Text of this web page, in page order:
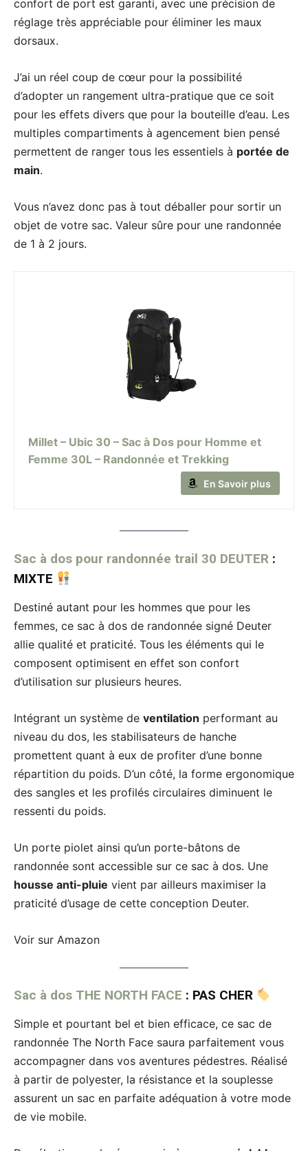
confort de port est garanti, avec une précision de
réglage très appréciable pour éliminer les maux
dorsaux.
J’ai un réel coup de cœur pour la possibilité
d’adopter un rangement ultra-pratique que ce soit
pour les effets divers que pour la bouteille d’eau. Les
multiples compartiments à agencement bien pensé
permettent de ranger tous les essentiels à portée de
main.
Vous n’avez donc pas à tout déballer pour sortir un
objet de votre sac. Valeur sûre pour une randonnée
de 1 à 2 jours.
Millet – Ubic 30 – Sac à Dos pour Homme et
Femme 30L – Randonnée et Trekking
En Savoir plus
Sac à dos pour randonnée trail 30 DEUTER :
MIXTE
Destiné autant pour les hommes que pour les
femmes, ce sac à dos de randonnée signé Deuter
allie qualité et praticité. Tous les éléments qui le
composent optimisent en effet son confort
d’utilisation sur plusieurs heures.
Intégrant un système de ventilation performant au
niveau du dos, les stabilisateurs de hanche
promettent quant à eux de profiter d’une bonne
répartition du poids. D’un côté, la forme ergonomique
des sangles et les profilés circulaires diminuent le
ressenti du poids.
Un porte piolet ainsi qu’un porte-bâtons de
randonnée sont accessible sur ce sac à dos. Une
housse anti-pluie vient par ailleurs maximiser la
praticité d’usage de cette conception Deuter.
Voir sur Amazon
Sac à dos THE NORTH FACE : PAS CHER
Simple et pourtant bel et bien efficace, ce sac de
randonnée The North Face saura parfaitement vous
accompagner dans vos aventures pédestres. Réalisé
à partir de polyester, la résistance et la souplesse
assurent un sac en parfaite adéquation à votre mode
de vie mobile.